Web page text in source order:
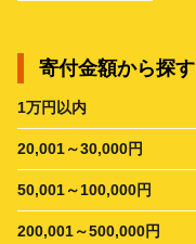
寄付金額から探す
1万円以内
20,001～30,000円
50,001～100,000円
200,001～500,000円